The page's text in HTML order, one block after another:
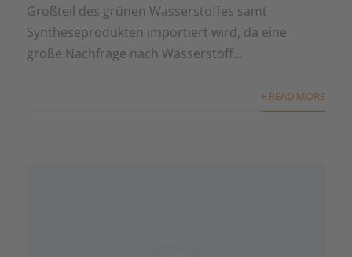
Großteil des grünen Wasserstoffes samt
Syntheseprodukten importiert wird, da eine
große Nachfrage nach Wasserstoff...
+ READ MORE